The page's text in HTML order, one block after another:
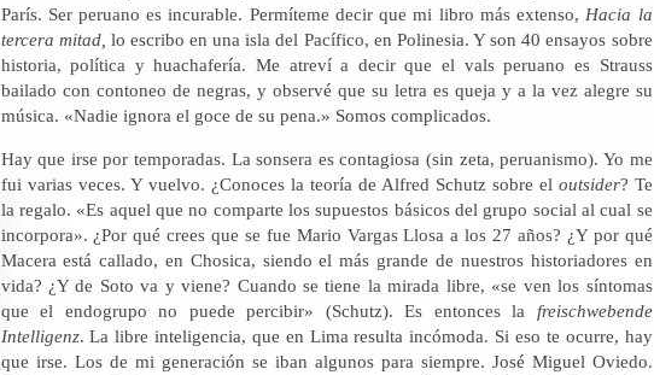
París. Ser peruano es incurable. Permíteme decir que mi libro más extenso, Hacia la
tercera mitad, lo escribo en una isla del Pacífico, en Polinesia. Y son 40 ensayos sobre
historia, política y huachafería. Me atreví a decir que el vals peruano es Strauss
bailado con contoneo de negras, y observé que su letra es queja y a la vez alegre su
música. «Nadie ignora el goce de su pena.» Somos complicados.
Hay que irse por temporadas. La sonsera es contagiosa (sin zeta, peruanismo). Yo me
fui varias veces. Y vuelvo. ¿Conoces la teoría de Alfred Schutz sobre el outsider? Te
la regalo. «Es aquel que no comparte los supuestos básicos del grupo social al cual se
incorpora». ¿Por qué crees que se fue Mario Vargas Llosa a los 27 años? ¿Y por qué
Macera está callado, en Chosica, siendo el más grande de nuestros historiadores en
vida? ¿Y de Soto va y viene? Cuando se tiene la mirada libre, «se ven los síntomas
que el endogrupo no puede percibir» (Schutz). Es entonces la freischwebende
Intelligenz. La libre inteligencia, que en Lima resulta incómoda. Si eso te ocurre, hay
que irse. Los de mi generación se iban algunos para siempre. José Miguel Oviedo.